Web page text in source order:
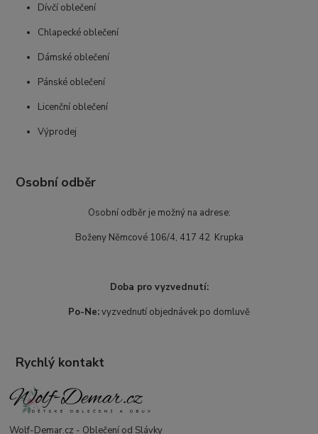
Dívčí oblečení
Chlapecké oblečení
Dámské oblečení
Pánské oblečení
Licenční oblečení
Výprodej
Osobní odběr
Osobní odběr je možný na adrese:
Boženy Němcové 106/4, 417 42 Krupka
Doba pro vyzvednutí:
Po-Ne:vyzvednutí objednávek po domluvě
Rychlý kontakt
Wolf-Demar.cz - Oblečení od Slávky